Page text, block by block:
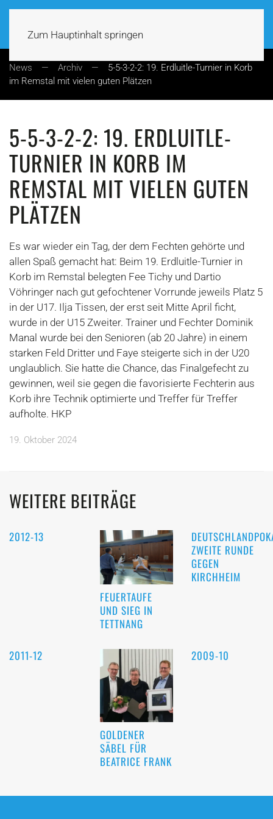
Zum Hauptinhalt springen
News Archiv
5-5-3-2-2: 19. Erdluitle-Turnier in Korb
im Remstal mit vielen guten Plätzen
5-5-3-2-2: 19. ERDLUITLE-
TURNIER IN KORB IM
REMSTAL MIT VIELEN GUTEN
PLÄTZEN
Es war wieder ein Tag, der dem Fechten gehörte und
allen Spaß gemacht hat: Beim 19. Erdluitle-Turnier in
Korb im Remstal belegten Fee Tichy und Dartio
Vöhringer nach gut gefochtener Vorrunde jeweils Platz 5
in der U17. Ilja Tissen, der erst seit Mitte April ficht,
wurde in der U15 Zweiter. Trainer und Fechter Dominik
Manal wurde bei den Senioren (ab 20 Jahre) in einem
starken Feld Dritter und Faye steigerte sich in der U20
unglaublich. Sie hatte die Chance, das Finalgefecht zu
gewinnen, weil sie gegen die favorisierte Fechterin aus
Korb ihre Technik optimierte und Treffer für Treffer
aufholte. HKP
19. Oktober 2024
WEITERE BEITRÄGE
2012-13
FEUERTAUFE
UND SIEG IN
TETTNANG
ZWEITE RUNDE
GEGEN
KIRCHHEIM
2011-12
GOLDENER
SÄBEL FÜR
BEATRICE FRANK
2009-10